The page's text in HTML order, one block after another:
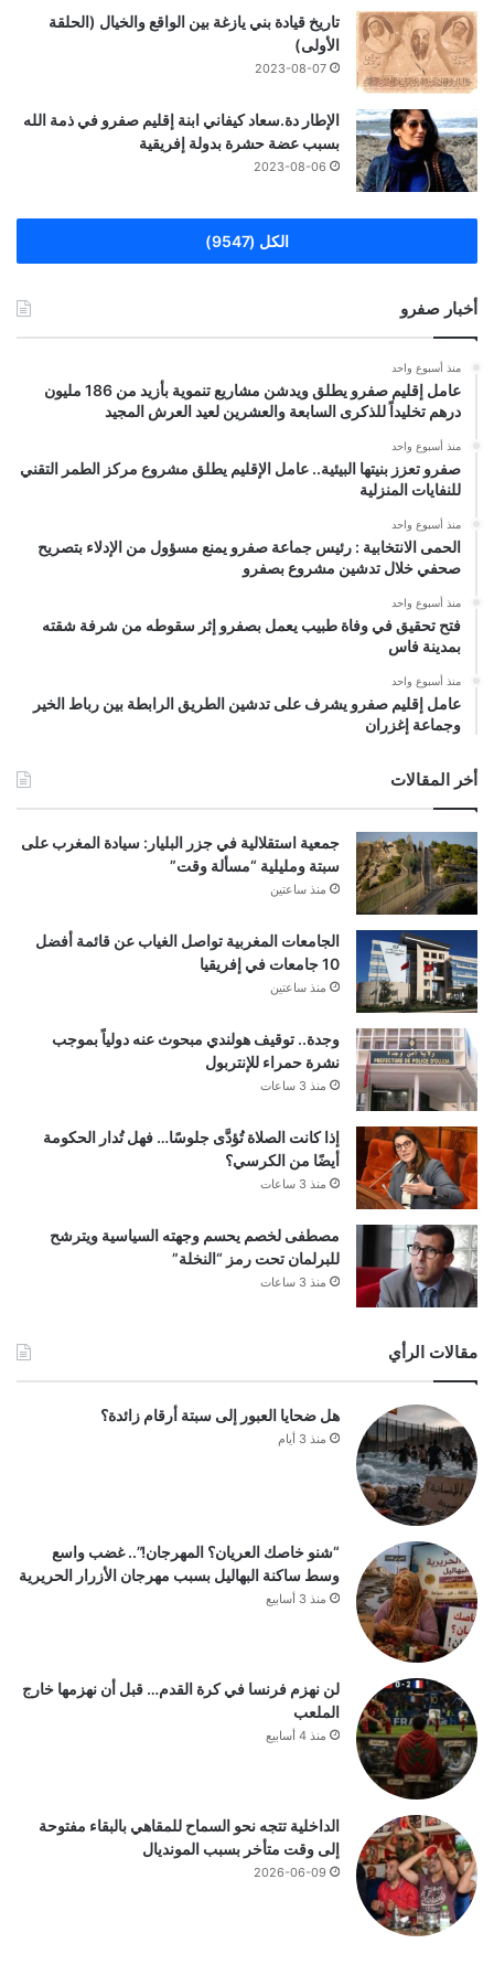
تاريخ قيادة بني يازغة بين الواقع والخيال (الحلقة
الأولى)
2023-08-07
الإطار دة.سعاد كيفاني ابنة إقليم صفرو في ذمة الله
بسبب عضة حشرة بدولة إفريقية
2023-08-06
الكل (9547)
أخبار صفرو
منذ أسبوع واحد
عامل إقليم صفرو يطلق ويدشن مشاريع تنموية بأزيد من 186 مليون
درهم تخليداً للذكرى السابعة والعشرين لعيد العرش المجيد
منذ أسبوع واحد
صفرو تعزز بنيتها البيئية.. عامل الإقليم يطلق مشروع مركز الطمر التقني
للنفايات المنزلية
منذ أسبوع واحد
الحمى الانتخابية : رئيس جماعة صفرو يمنع مسؤول من الإدلاء بتصريح
صحفي خلال تدشين مشروع بصفرو
منذ أسبوع واحد
فتح تحقيق في وفاة طبيب يعمل بصفرو إثر سقوطه من شرفة شقته
بمدينة فاس
منذ أسبوع واحد
عامل إقليم صفرو يشرف على تدشين الطريق الرابطة بين رباط الخير
وجماعة إغزران
أخر المقالات
جمعية استقلالية في جزر البليار: سيادة المغرب على
سبتة ومليلية “مسألة وقت”
منذ ساعتين
الجامعات المغربية تواصل الغياب عن قائمة أفضل
10 جامعات في إفريقيا
منذ ساعتين
وجدة.. توقيف هولندي مبحوث عنه دولياً بموجب
نشرة حمراء للإنتربول
منذ 3 ساعات
إذا كانت الصلاة تُؤدَّى جلوسًا… فهل تُدار الحكومة
أيضًا من الكرسي؟
منذ 3 ساعات
مصطفى لخصم يحسم وجهته السياسية ويترشح
للبرلمان تحت رمز “النخلة”
منذ 3 ساعات
مقالات الرأي
هل ضحايا العبور إلى سبتة أرقام زائدة؟
منذ 3 أيام
“شنو خاصك العريان؟ المهرجان!”.. غضب واسع
وسط ساكنة البهاليل بسبب مهرجان الأزرار الحريرية
منذ 3 أسابيع
لن نهزم فرنسا في كرة القدم… قبل أن نهزمها خارج
الملعب
منذ 4 أسابيع
الداخلية تتجه نحو السماح للمقاهي بالبقاء مفتوحة
إلى وقت متأخر بسبب المونديال
2026-06-09